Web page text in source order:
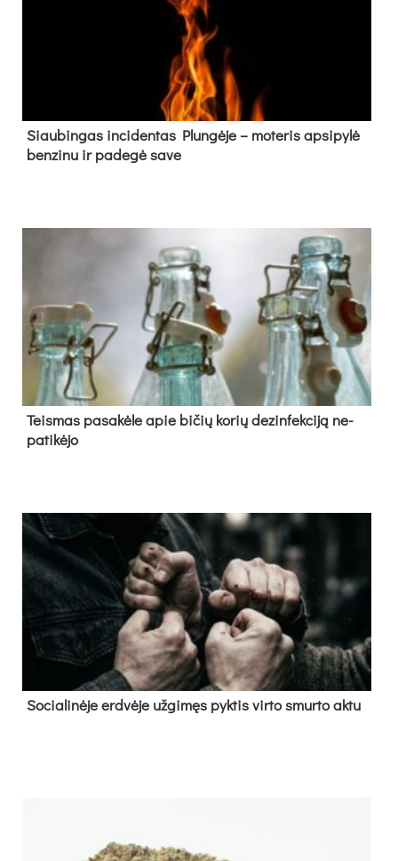
Siau­bin­gas in­ci­den­tas Plun­gė­je – mo­te­ris ap­si­py­lė
ben­zi­nu ir pa­de­gė sa­ve
Teis­mas pa­sa­kė­le apie bi­čių ko­rių de­zin­fek­ci­ją ne­
pa­ti­kė­jo
So­cia­li­nė­je erd­vė­je už­gi­męs pyk­tis vir­to smur­to ak­tu